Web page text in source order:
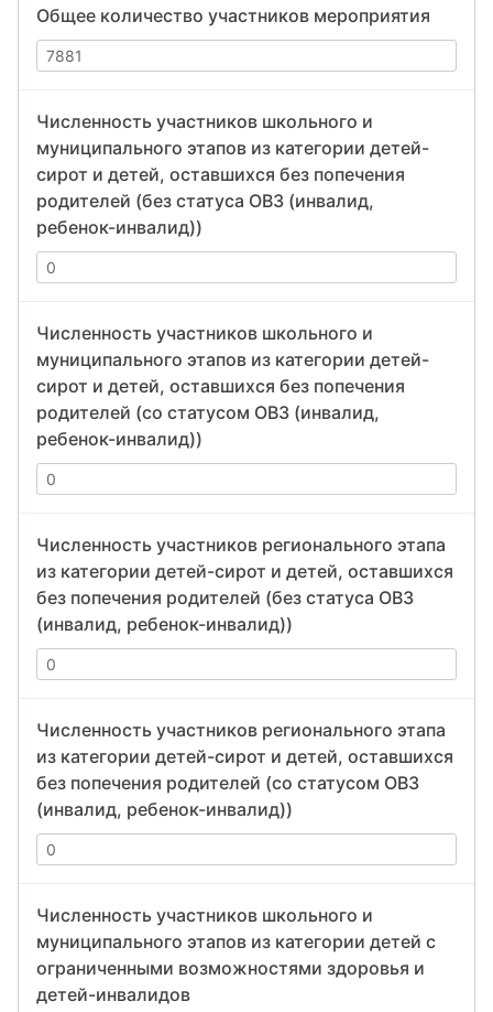
Общее количество участников мероприятия
Численность участников школьного и
муниципального этапов из категории детей-
сирот и детей, оставшихся без попечения
родителей (без статуса ОВЗ (инвалид,
ребенок-инвалид))
Численность участников школьного и
муниципального этапов из категории детей-
сирот и детей, оставшихся без попечения
родителей (со статусом ОВЗ (инвалид,
ребенок-инвалид))
Численность участников регионального этапа
из категории детей-сирот и детей, оставшихся
без попечения родителей (без статуса ОВЗ
(инвалид, ребенок-инвалид))
Численность участников регионального этапа
из категории детей-сирот и детей, оставшихся
без попечения родителей (со статусом ОВЗ
(инвалид, ребенок-инвалид))
Численность участников школьного и
муниципального этапов из категории детей с
ограниченными возможностями здоровья и
детей-инвалидов